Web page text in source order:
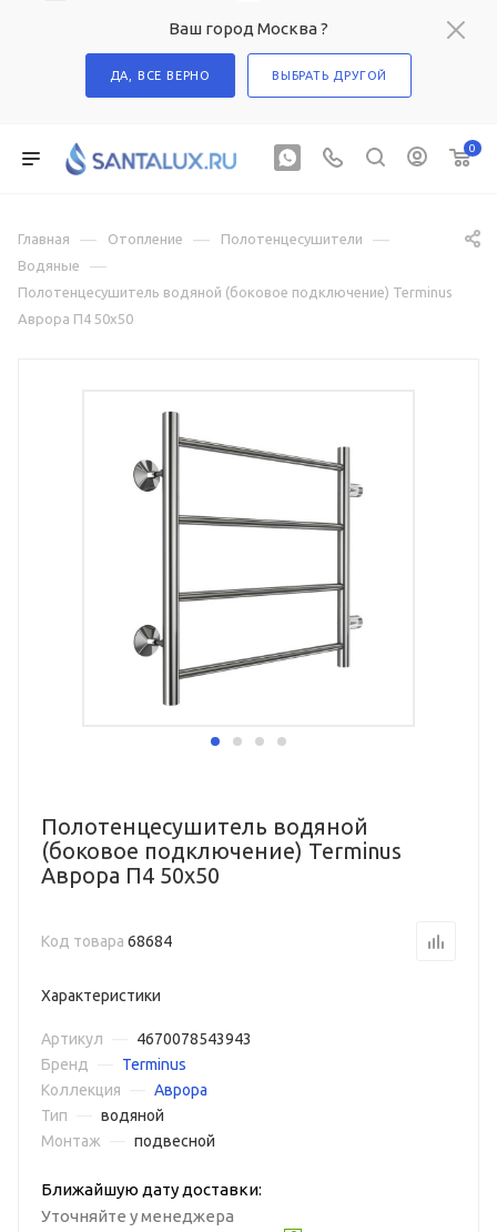
Ваш город Москва ?
ДА, ВСЕ ВЕРНО ВЫБРАТЬ ДРУГОЙ
0
Главная — Отопление — Полотенцесушители —
Водяные —
Полотенцесушитель водяной (боковое подключение) Terminus
Аврора П4 50х50
Полотенцесушитель водяной
(боковое подключение) Terminus
Аврора П4 50х50
Код товара 68684
Характеристики
Артикул
4670078543943
Бренд
Terminus
Коллекция
Аврора
Тип
водяной
Монтаж
подвесной
Ближайшую дату доставки:
Уточняйте у менеджера